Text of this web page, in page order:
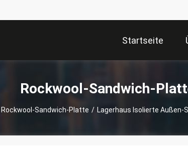
Startseite
Rockwool-Sandwich-
Rockwool-Sandwich-Platte / Lagerhaus Isolierte Außen-